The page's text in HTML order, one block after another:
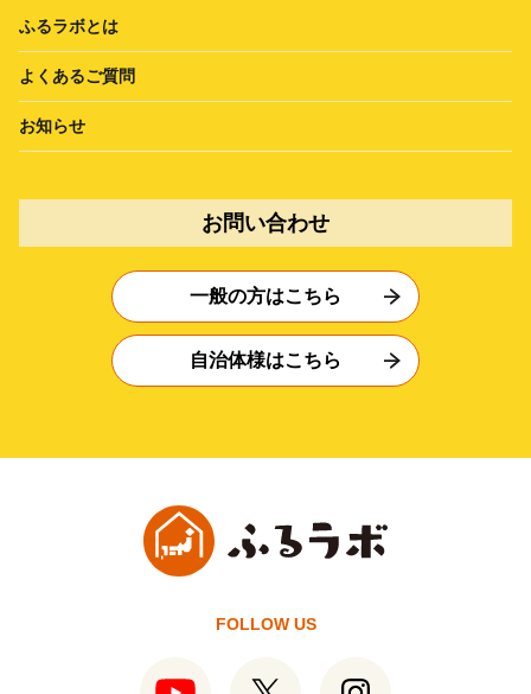
ふるラボとは
よくあるご質問
お知らせ
お問い合わせ
一般の方はこちら
自治体様はこちら
FOLLOW US